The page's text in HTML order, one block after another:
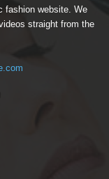
fashion website. We
straight from the